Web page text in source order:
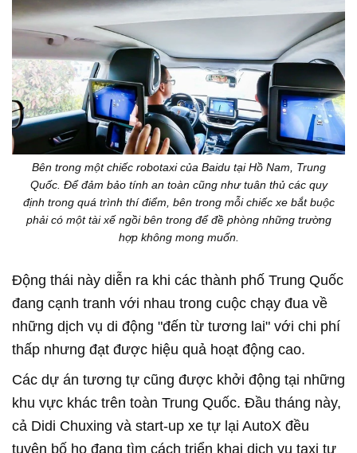
Bên trong một chiếc robotaxi của Baidu tại Hồ Nam, Trung
Quốc. Để đảm bảo tính an toàn cũng như tuân thủ các quy
định trong quá trình thí điểm, bên trong mỗi chiếc xe bắt buộc
phải có một tài xế ngồi bên trong để đề phòng những trường
hợp không mong muốn.
Động thái này diễn ra khi các thành phố Trung Quốc
đang cạnh tranh với nhau trong cuộc chạy đua về
những dịch vụ di động "đến từ tương lai" với chi phí
thấp nhưng đạt được hiệu quả hoạt động cao.
Các dự án tương tự cũng được khởi động tại những
khu vực khác trên toàn Trung Quốc. Đầu tháng này,
cả Didi Chuxing và start-up xe tự lại AutoX đều
tuyên bố họ đang tìm cách triển khai dịch vụ taxi tự